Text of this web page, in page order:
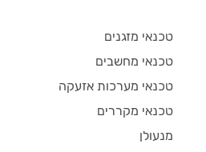
טכנאי מזגנים
טכנאי מחשבים
טכנאי מערכות אזעקה
טכנאי מקררים
מנעולן